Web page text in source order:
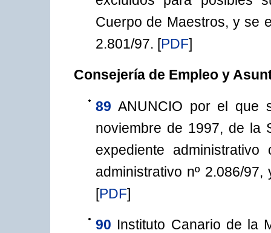
Cuerpo de Maestros, y se
2.801/97. [PDF]
Consejería de Empleo y
89 ANUNCIO por el que
noviembre de 1997, de la
expediente
administrativo nº 2.086/
[PDF]
90 Instituto Canario de la